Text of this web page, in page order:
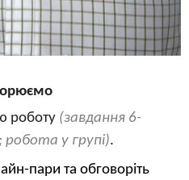
роботу (завдання 6-
робота у групі).
пари та обговоріть